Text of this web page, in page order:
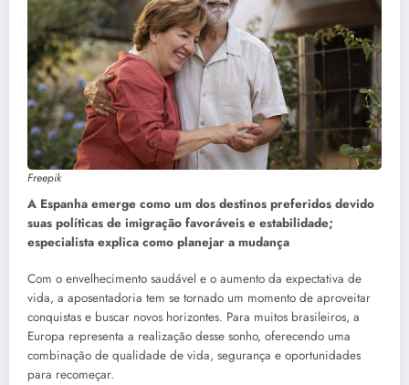
Freepik
A Espanha emerge como um dos destinos preferidos devido
suas políticas de imigração favoráveis e estabilidade;
especialista explica como planejar a mudança
Com o envelhecimento saudável e o aumento da expectativa de
vida, a aposentadoria tem se tornado um momento de aproveitar
conquistas e buscar novos horizontes. Para muitos brasileiros, a
Europa representa a realização desse sonho, oferecendo uma
combinação de qualidade de vida, segurança e oportunidades
para recomeçar.